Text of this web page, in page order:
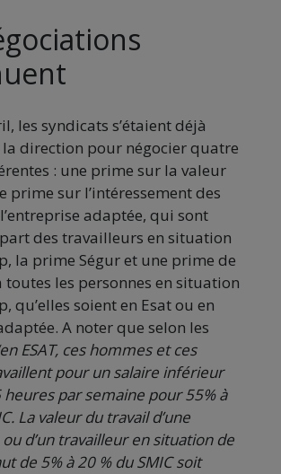
les syndicats s’étaient déjà
la direction pour négocier quatre
: une prime sur la valeur
prime sur l’intéressement des
adaptée, qui sont
des travailleurs en situation
la prime Ségur et une prime de
toutes les personnes en situation
qu’elles soient en Esat ou en
A noter que selon les
ESAT, ces hommes et ces
pour un salaire inférieur
heures par semaine pour 55% à
La valeur du travail d’une
d’un travailleur en situation de
de 5% à 20 % du SMIC soit